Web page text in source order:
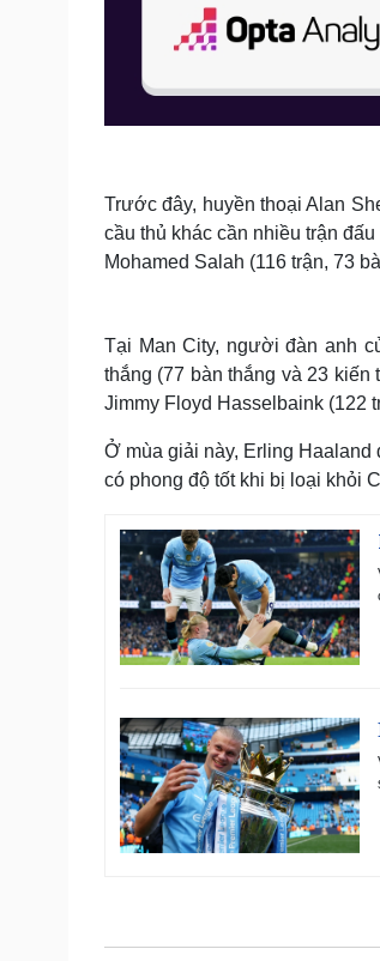
Trước đây, huyền thoại Alan
cầu thủ khác cần nhiều trận
Mohamed Salah (116 trận, 73
Tại Man City, người đàn anh
thắng (77 bàn thắng và 23
Jimmy Floyd Hasselbaink (122
Ở mùa giải này, Erling Haaland
có phong độ tốt khi bị loại khỏi